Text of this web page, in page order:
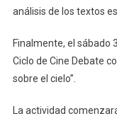
análisis de los textos
Finalmente, el sábado
Ciclo de Cine Debate
sobre el cielo”.
La actividad